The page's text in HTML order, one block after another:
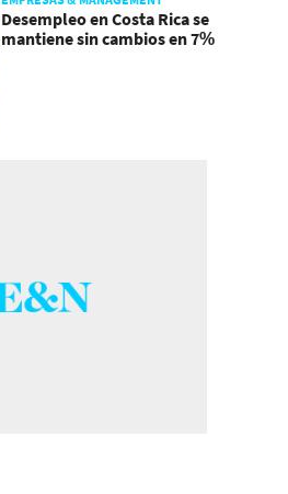
Desempleo en Costa Rica se
mantiene sin cambios en 7%